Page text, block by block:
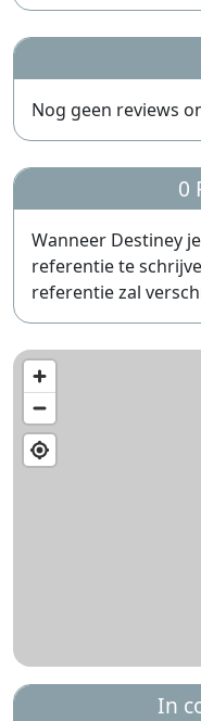
Nog geen reviews
0
Wanneer Destiney
referentie te
referentie zal
In